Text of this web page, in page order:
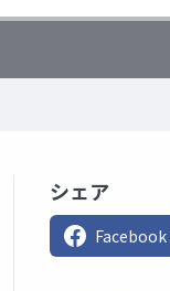
シェア
Facebook